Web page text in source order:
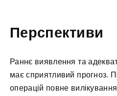
Перспективи
Раннє виявлення та
має сприятливий прогноз.
операцій повне